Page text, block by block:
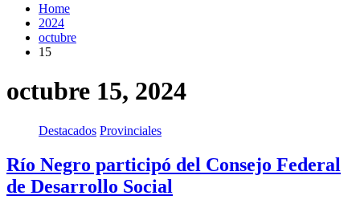
Home
2024
octubre
15
octubre 15, 2024
Destacados Provinciales
Río Negro participó del Consejo Federal
de Desarrollo Social